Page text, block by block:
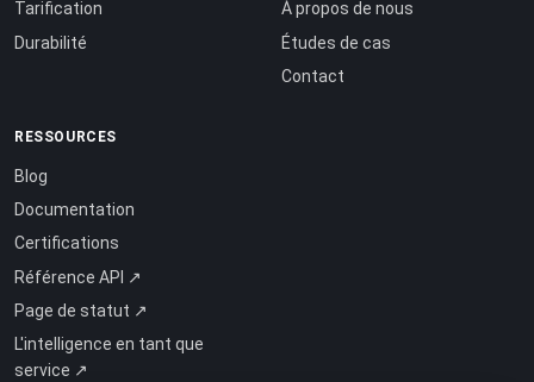
Tarification
Durabilité
À propos de nous
Études de cas
Contact
RESSOURCES
Blog
Documentation
Certifications
Référence API ↗
Page de statut ↗
L'intelligence en tant que
service ↗